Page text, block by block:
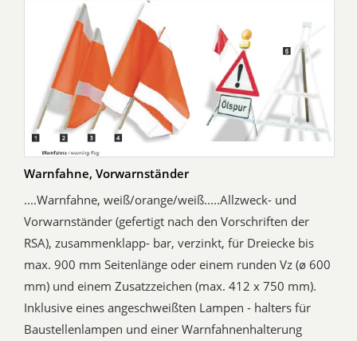
Warnfahne, Vorwarnständer
....Warnfahne, weiß/orange/weiß.....Allzweck- und
Vorwarnständer (gefertigt nach den Vorschriften der
RSA), zusammenklapp- bar, verzinkt, für Dreiecke bis
max. 900 mm Seitenlänge oder einem runden Vz (ø 600
mm) und einem Zusatzzeichen (max. 412 x 750 mm).
Inklusive eines angeschweißten Lampen - halters für
Baustellenlampen und einer Warnfahnenhalterung